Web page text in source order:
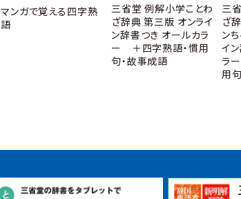
マンガで覚える四字熟
語
三省堂 例解小学ことわ
ざ辞典 第三版 オンライ
ン辞書つき オールカラ
ー ＋四字熟語・慣用
句・故事成語
三
ざ
ン
イ
ラ
用